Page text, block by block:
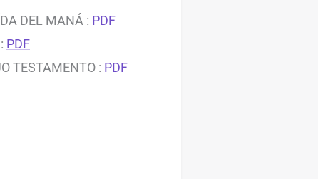
DEL MANÁ : PDF
PDF
TESTAMENTO : PDF